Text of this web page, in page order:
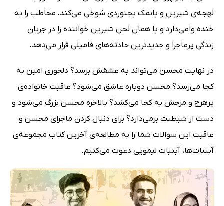
لهجه‌ی شیرین و بانمک بجنوردی شوخی می‌کند، مخاطب را به
خنده وامی‌دارد و با همان لحن شیرین خواننده را در جریان
زندگی پرماجرا و جدیدترین حادثه‌های فامیلی قرار می‌دهد.
در نهایت محسن می‌تواند به عشقش برسد؟ دلخوری امین به
کجا می‌رسد؟ محسن دوباره عاشق می‌شود؟ عاقبت خانواده‌ی
پرهرج و مرجش به کجا می‌کشد؟ بالاخره محسن بزرگ می‌شود و
دست از شیطنت برمی‌دارد؟ برای دنبال کردن ماجرای محسن و
عاقبت این سوالات شما را به مطالعه‌ی آخرین کتاب مجموعه‌ی
آبنبات‌ها، آبنبات لیمویی دعوت می‌کنیم.